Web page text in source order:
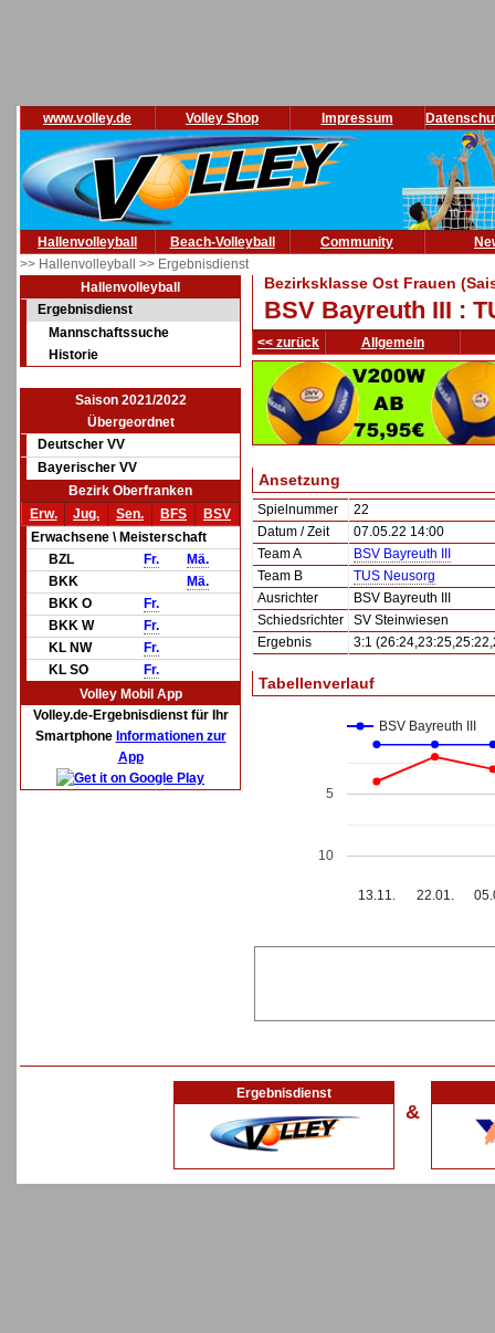
www.volley.de Volley Shop Impressum
Hallenvolleyball Beach-Volleyball Community
>> Hallenvolleyball >> Ergebnisdienst
Hallenvolleyball
Ergebnisdienst
Mannschaftssuche
Historie
Saison 2021/2022
Übergeordnet
Deutscher VV
Bayerischer VV
Bezirk Oberfranken
Erw.
Jug. Sen. BFS
BSV
Erwachsene \ Meisterschaft
BZL
Fr.
Mä.
BKK
Mä.
BKK O
Fr.
BKK W
Fr.
KL NW
Fr.
KL SO
Fr.
Volley Mobil App
Volley.de-Ergebnisdienst für Ihr
Smartphone Informationen zur
App
Bezirksklasse Ost Frauen
BSV Bayreuth III :
<< zurück Allgemein
Ansetzung
Spielnummer
22
Datum / Zeit
07.05.22 14:00
Team A
BSV Bayreuth III
Team B
TUS Neusorg
Ausrichter
BSV Bayreuth III
Schiedsrichter
SV Steinwiesen
Ergebnis
3:1
Tabellenverlauf
BSV Bayreuth III
13.11. 22.01.
5
10
Ergebnisdienst
&